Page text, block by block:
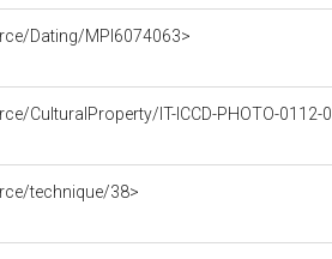
Dating/MPI6074063>
CulturalProperty/IT-ICCD-PHOTO-0112-
technique/38>